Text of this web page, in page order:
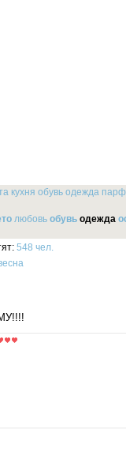
кухня обувь одежда
любовь обувь одежда
548 чел.